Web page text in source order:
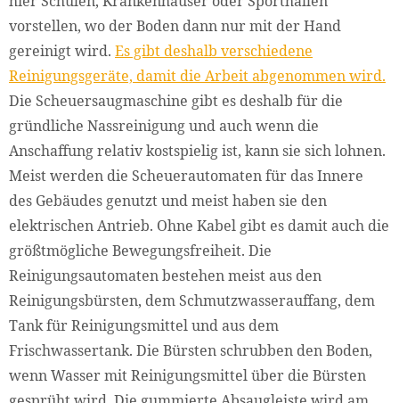
vorstellen, wo der Boden dann nur mit der Hand
gereinigt wird. Es gibt deshalb verschiedene
Reinigungsgeräte, damit die Arbeit abgenommen wird.
Die Scheuersaugmaschine gibt es deshalb für die
gründliche Nassreinigung und auch wenn die
Anschaffung relativ kostspielig ist, kann sie sich lohnen.
Meist werden die Scheuerautomaten für das Innere
des Gebäudes genutzt und meist haben sie den
elektrischen Antrieb. Ohne Kabel gibt es damit auch die
größtmögliche Bewegungsfreiheit. Die
Reinigungsautomaten bestehen meist aus den
Reinigungsbürsten, dem Schmutzwasserauffang, dem
Tank für Reinigungsmittel und aus dem
Frischwassertank. Die Bürsten schrubben den Boden,
wenn Wasser mit Reinigungsmittel über die Bürsten